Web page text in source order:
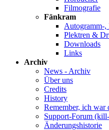
Filmografie
Fänkram
Autogramm-,
Plektren &
Downloads
Links
Archiv
News - Archiv
Über uns
Credits
History
Remember, ich war
Support-Forum
Änderungshistorie